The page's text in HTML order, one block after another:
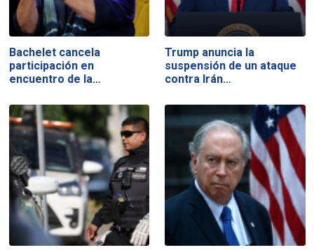
Bachelet cancela
participación en
encuentro de la…
Trump anuncia la
suspensión de un ataque
contra Irán…